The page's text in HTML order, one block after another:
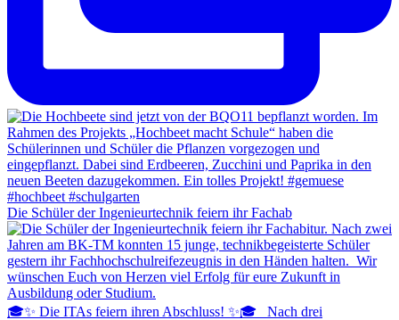
Die Schüler der Ingenieurtechnik feiern ihr Fachab
🎓✨ Die ITAs feiern ihren Abschluss! ✨🎓 Nach drei